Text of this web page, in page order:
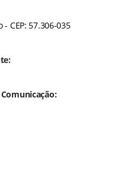
CEP: 57.306-035